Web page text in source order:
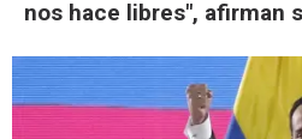
nos hace libres", afirman